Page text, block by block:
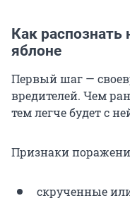
Как распознать
яблоне
Первый шаг —
вредителей. Чем
тем легче будет с
Признаки
скрученные